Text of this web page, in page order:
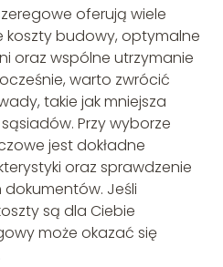
oferują wiele
koszty budowy, optymalne
oraz wspólne utrzymanie
warto zwrócić
takie jak mniejsza
Przy wyborze
jest dokładne
oraz sprawdzenie
Jeśli
są dla Ciebie
może okazać się